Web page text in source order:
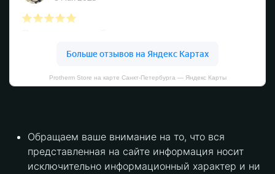
Protherm Store на карте Санкт‑Петербурга — Яндекс Карты
Обращаем ваше внимание на то, что вся
представленная на сайте информация носит
исключительно информационный характер и ни